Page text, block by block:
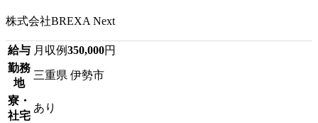
株式会社BREXA Next
給与 月収例350,000円
勤務
地
三重県 伊勢市
寮・
社宅
あり